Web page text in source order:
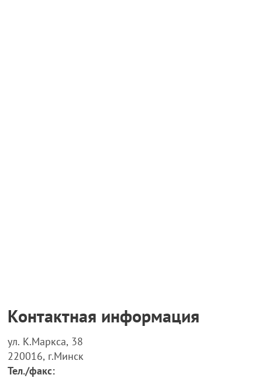
Контактная информация
ул. К.Маркса, 38
220016, г.Минск
Тел./факс: